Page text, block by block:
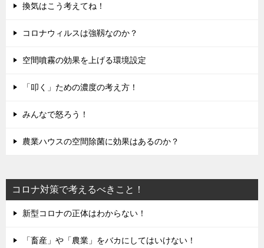
換気はこう考えてね！
コロナウィルスは強靱なのか？
空間噴霧の効果を上げる環境設定
「叩く」ための濃度の考え方！
みんなで怒ろう！
農業ハウスの空間除菌に効果はあるのか？
コロナ対策で考えるべきこと！
新型コロナの正体はわからない！
「畜産」や「農業」をバカにしてはいけない！